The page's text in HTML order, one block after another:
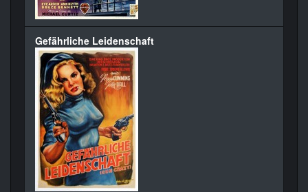
Gefährliche Leidenschaft